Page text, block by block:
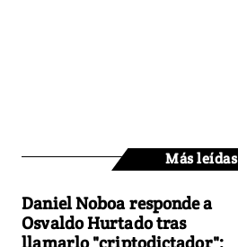
Más leídas
Daniel Noboa responde a
Osvaldo Hurtado tras
llamarlo "criptodictador":